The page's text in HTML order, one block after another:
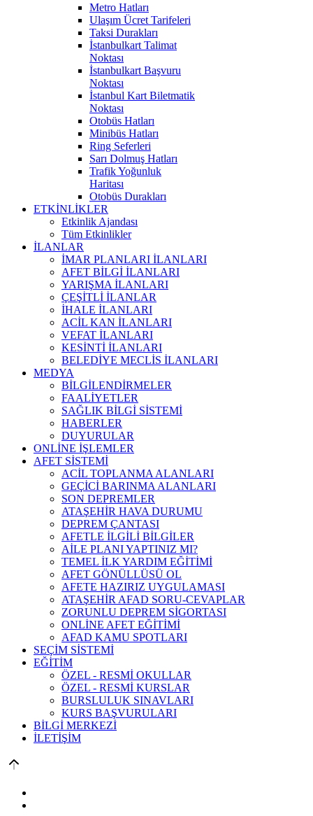
Metro Hatları
Ulaşım Ücret Tarifeleri
Taksi Durakları
İstanbulkart Talimat
Noktası
İstanbulkart Başvuru
Noktası
İstanbul Kart Biletmatik
Noktası
Otobüs Hatları
Minibüs Hatları
Ring Seferleri
Sarı Dolmuş Hatları
Trafik Yoğunluk
Haritası
Otobüs Durakları
ETKİNLİKLER
Etkinlik Ajandası
Tüm Etkinlikler
İLANLAR
İMAR PLANLARI İLANLARI
AFET BİLGİ İLANLARI
YARIŞMA İLANLARI
ÇEŞİTLİ İLANLAR
İHALE İLANLARI
ACİL KAN İLANLARI
VEFAT İLANLARI
KESİNTİ İLANLARI
BELEDİYE MECLİS İLANLARI
MEDYA
BİLGİLENDİRMELER
FAALİYETLER
SAĞLIK BİLGİ SİSTEMİ
HABERLER
DUYURULAR
ONLİNE İŞLEMLER
AFET SİSTEMİ
ACİL TOPLANMA ALANLARI
GEÇİCİ BARINMA ALANLARI
SON DEPREMLER
ATAŞEHİR HAVA DURUMU
DEPREM ÇANTASI
AFETLE İLGİLİ BİLGİLER
AİLE PLANI YAPTINIZ MI?
TEMEL İLK YARDIM EĞİTİMİ
AFET GÖNÜLLÜSÜ OL
AFETE HAZIRIZ UYGULAMASI
ATAŞEHİR AFAD SORU-CEVAPLAR
ZORUNLU DEPREM SİGORTASI
ONLİNE AFET EĞİTİMİ
AFAD KAMU SPOTLARI
SEÇİM SİSTEMİ
EĞİTİM
ÖZEL - RESMİ OKULLAR
ÖZEL - RESMİ KURSLAR
BURSLULUK SINAVLARI
KURS BAŞVURULARI
BİLGİ MERKEZİ
İLETİŞİM